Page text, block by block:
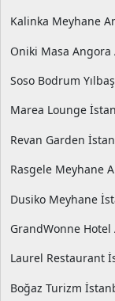
Kalinka Meyhane
Oniki Masa Angora
Soso Bodrum
Marea Lounge
Revan Garden
Rasgele Meyhane
Dusiko Meyhane
GrandWonne Hotel
Laurel Restaurant
Boğaz Turizm